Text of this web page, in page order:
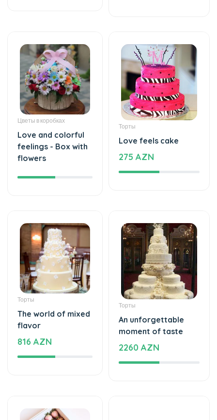
Цветы в коробках
Love and colorful
feelings - Box with
flowers
Love feels cake
275 AZN
Торты
The world of mixed
flavor
816 AZN
Торты
An unforgettable
moment of taste
2260 AZN